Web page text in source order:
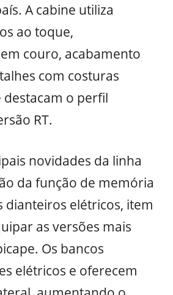
A cabine utiliza
ao toque,
couro, acabamento
com costuras
o perfil
RT.
novidades da linha
da função de memória
dianteiros elétricos, item
as versões mais
Os bancos
elétricos e oferecem